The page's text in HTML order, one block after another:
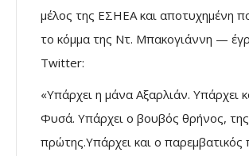
μέλος της ΕΣΗΕΑ και αποτυχημένη
το κόμμα της Ντ. Μπακογιάννη —
Twitter:
«Υπάρχει η μάνα Αξαρλιάν. Υπάρχει
Φυσά. Υπάρχει ο βουβός θρήνος, της
πρώτης.Υπάρχει και ο παρεμβατικός